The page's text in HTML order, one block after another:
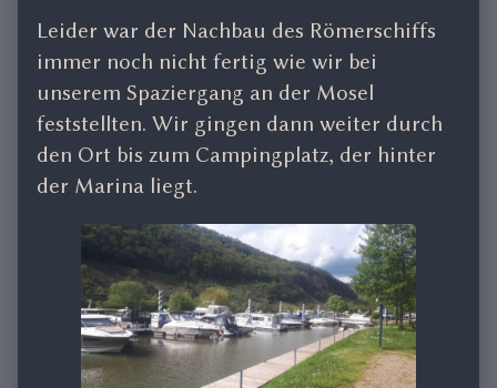
Leider war der Nachbau des Römerschiffs
immer noch nicht fertig wie wir bei
unserem Spaziergang an der Mosel
feststellten. Wir gingen dann weiter durch
den Ort bis zum Campingplatz, der hinter
der Marina liegt.